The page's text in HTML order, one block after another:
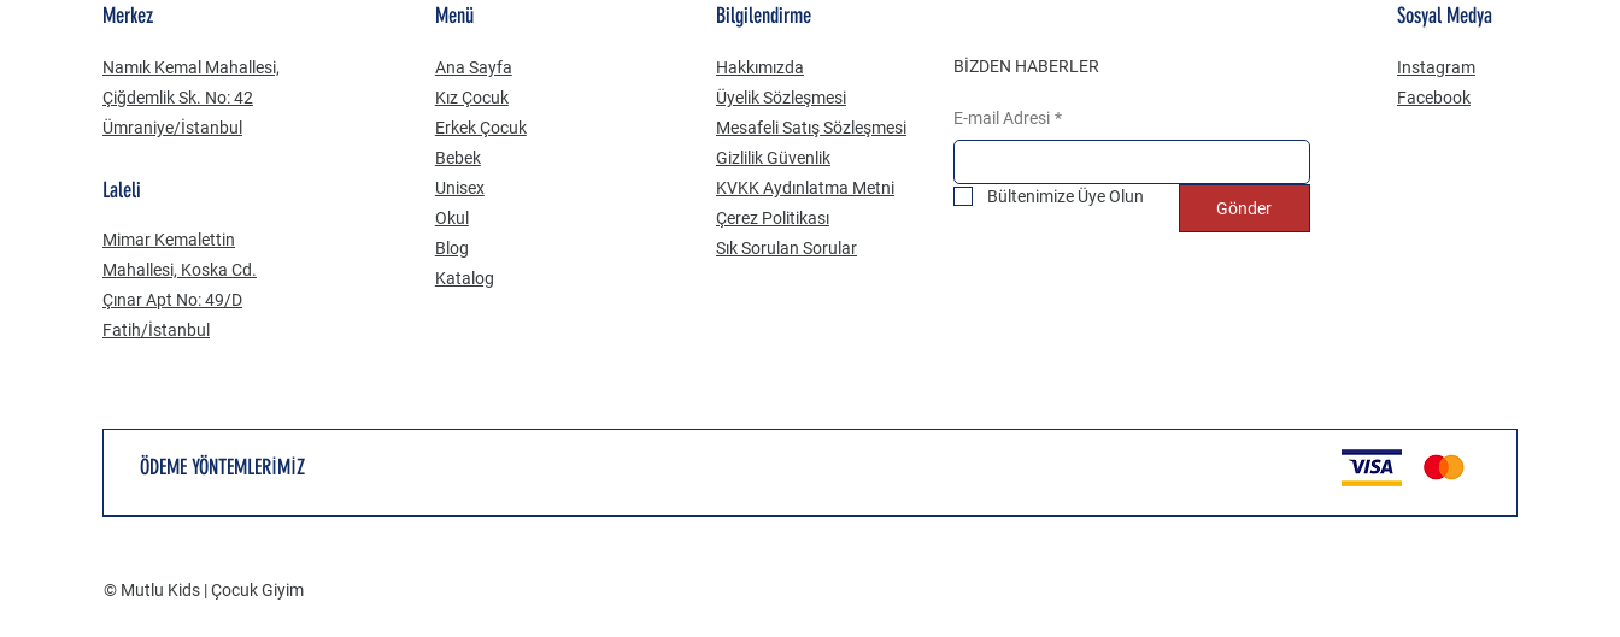
Merkez
Namık Kemal Mahallesi,
Çiğdemlik Sk. No: 42
Ümraniye/İstanbul
Laleli
Mimar Kemalettin
Mahallesi, Koska Cd.
Çınar Apt No: 49/D
Fatih/İstanbul
Menü
Ana Sayfa
Kız Çocuk
Erkek Çocuk
Bebek
Unisex
Okul
Blog
Katalog
Bilgilendirme
Hakkımızda
Üyelik Sözleşmesi
Mesafeli Satış Sözleşmesi
Gizlilik Güvenlik
KVKK Aydınlatma Metni
Çerez Politikası
Sık Sorulan Sorular
BİZDEN HABERLER
E-mail Adresi *
Bültenimize Üye Olun
Gönder
Sosyal Medya
Instagram
Facebook
ÖDEME YÖNTEMLERİMİZ
© Mutlu Kids | Çocuk Giyim